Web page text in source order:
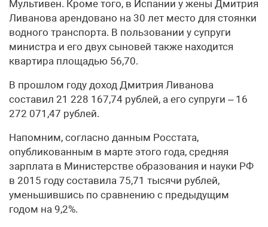
Мультивен. Кроме того, в Испании у жены Дмитрия
Ливанова арендовано на 30 лет место для стоянки
водного транспорта. В пользовании у супруги
министра и его двух сыновей также находится
квартира площадью 56,70.
В прошлом году доход Дмитрия Ливанова
составил 21 228 167,74 рублей, а его супруги – 16
272 071,47 рублей.
Напомним, согласно данным Росстата,
опубликованным в марте этого года, средняя
зарплата в Министерстве образования и науки РФ
в 2015 году составила 75,71 тысячи рублей,
уменьшившись по сравнению с предыдущим
годом на 9,2%.